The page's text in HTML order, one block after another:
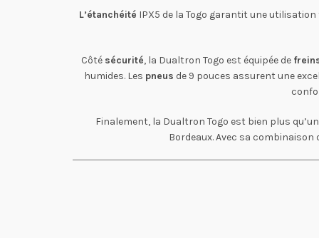
L’étanchéité IPX5 de la Togo garantit une
Côté sécurité, la Dualtron Togo est équipée de
humides. Les pneus de 9 pouces assurent une
Finalement, la Dualtron Togo est bien plus
Bordeaux. Avec sa